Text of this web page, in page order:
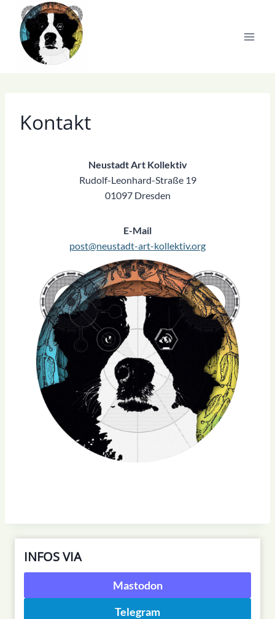
Inhalt
springen
Kontakt
Neustadt Art Kollektiv
Rudolf-Leonhard-Straße 19
01097 Dresden
E-Mail
post@neustadt-art-kollektiv.org
INFOS VIA
Mastodon
Telegram